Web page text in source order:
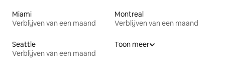
Miami
Verblijven van een maand
Montreal
Verblijven van een maand
Seattle
Verblijven van een maand
Toon meer